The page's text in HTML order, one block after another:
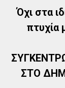
Όχι στα
πτυχία
ΣΤΟ